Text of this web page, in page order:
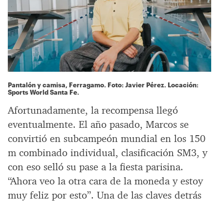
Pantalón y camisa, Ferragamo. Foto: Javier Pérez. Locación:
Sports World Santa Fe.
Afortunadamente, la recompensa llegó
eventualmente. El año pasado, Marcos se
convirtió en subcampeón mundial en los 150
m combinado individual, clasificación SM3, y
con eso selló su pase a la fiesta parisina.
“Ahora veo la otra cara de la moneda y estoy
muy feliz por esto”. Una de las claves detrás